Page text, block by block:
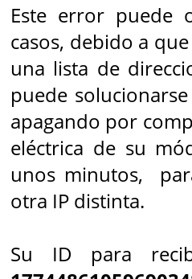
Este error puede
casos, debido a
una lista de
puede
apagando por
eléctrica de su
unos minutos,
otra IP distinta.
Su ID para